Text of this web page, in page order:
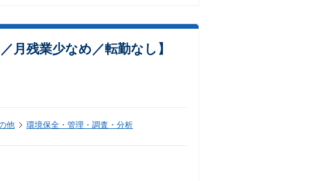
月残業少なめ／転勤なし】
他 環境保全・管理・調査・分析